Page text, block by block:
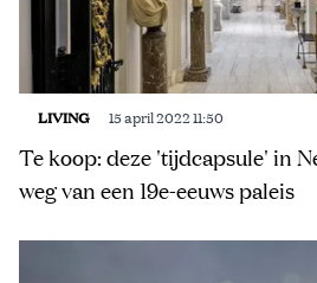
LIVING 15 april 2022 11:50
Te koop: deze 'tijdcapsule' in
weg van een 19e-eeuws paleis